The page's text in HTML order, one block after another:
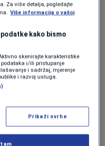
vodio prvi tim
nešto manje od
je s rezervnom
njegov mandat u
jer nije osvojio
često pisali i o
svlačionice.
u engleskoj
Za više detalja, pogledajte
Više informacija o vašoj
kako bismo
skenirajte karakteristike
i/ili pristupanje
i sadržaj, mjerenje
i razvoj usluga.
Prikaži svrhe